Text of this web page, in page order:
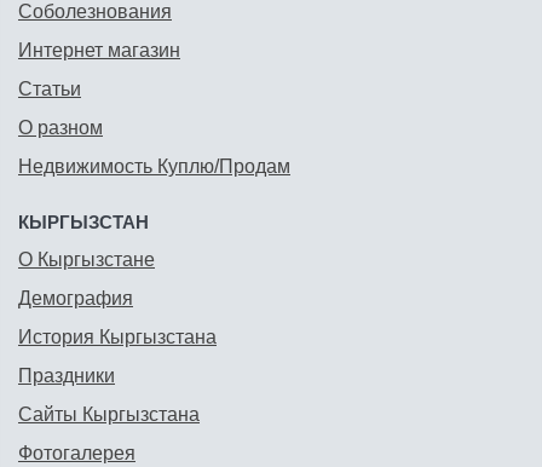
Соболезнования
Интернет магазин
Статьи
О разном
Недвижимость Куплю/Продам
КЫРГЫЗСТАН
О Кыргызстане
Демография
История Кыргызстана
Праздники
Сайты Кыргызстана
Фотогалерея